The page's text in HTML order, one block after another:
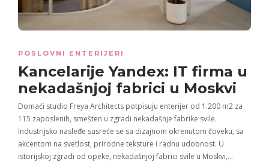
POSLOVNI ENTERIJERI
Kancelarije Yandex: IT firma u
nekadašnjoj fabrici u Moskvi
Domaći studio Freya Architects potpisuju enterijer od 1.200 m2 za
115 zaposlenih, smešten u zgradi nekadašnje fabrike svile.
Industrijsko nasleđe susreće se sa dizajnom okrenutom čoveku, sa
akcentom na svetlost, prirodne teksture i radnu udobnost. U
istorijskoj zgradi od opeke, nekadašnjoj fabrici svile u Moskvi,…